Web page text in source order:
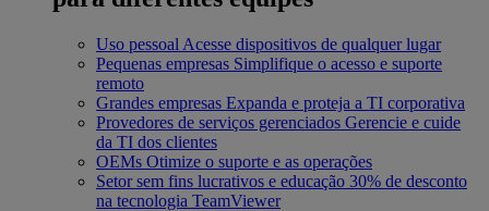
Uso pessoal Acesse dispositivos de qualquer lugar
Pequenas empresas Simplifique o acesso e suporte
remoto
Grandes empresas Expanda e proteja a TI corporativa
Provedores de serviços gerenciados Gerencie e cuide
da TI dos clientes
OEMs Otimize o suporte e as operações
Setor sem fins lucrativos e educação 30% de desconto
na tecnologia TeamViewer